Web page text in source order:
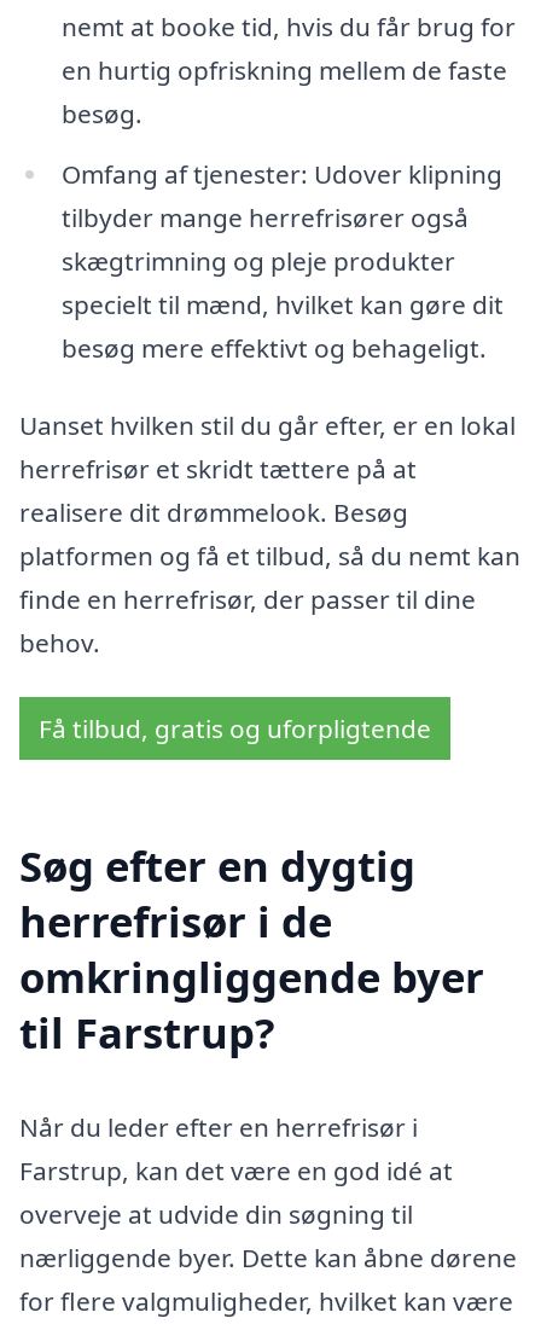
nemt at booke tid, hvis du får brug for
en hurtig opfriskning mellem de faste
besøg.
Omfang af tjenester: Udover klipning
tilbyder mange herrefrisører også
skægtrimning og pleje produkter
specielt til mænd, hvilket kan gøre dit
besøg mere effektivt og behageligt.
Uanset hvilken stil du går efter, er en lokal
herrefrisør et skridt tættere på at
realisere dit drømmelook. Besøg
platformen og få et tilbud, så du nemt kan
finde en herrefrisør, der passer til dine
behov.
Få tilbud, gratis og uforpligtende
Søg efter en dygtig
herrefrisør i de
omkringliggende byer
til Farstrup?
Når du leder efter en herrefrisør i
Farstrup, kan det være en god idé at
overveje at udvide din søgning til
nærliggende byer. Dette kan åbne dørene
for flere valgmuligheder, hvilket kan være